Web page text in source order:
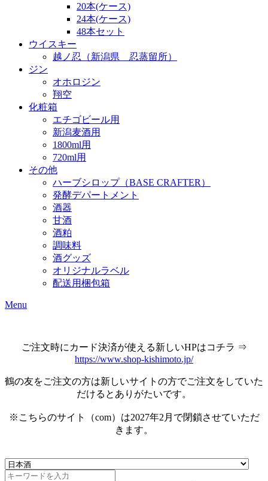
20本(ケース)
24本(ケース)
48本セット
ウイスキー
越ノ忍（新潟県 忍蒸留所）
ジン
オホロジン
翔空
化粧箱
エチゴビール用
新潟麦酒用
1800ml用
720ml用
その他
ハーブシロップ（BASE CRAFTER）
発酵デパートメント
酒器
甘酒
酒粕
調味料
酒グッズ
オリジナルラベル
配送用梱包箱
Menu
ご注文時にカード決済が使える新しいHPはコチラ ⇒
https://www.shop-kishimoto.jp/
鶴の友をご注文の方は新しいサイトの方でご注文をしていた
だけるとありがたいです。
※こちらのサイト（com）は2027年2月で閉鎖させていただ
きます。